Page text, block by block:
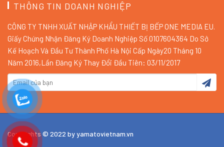
THÔNG TIN DOANH NGHIỆP
CÔNG TY TNHH XUẤT NHẬP KHẨU THIẾT BỊ BẾP ONE MEDIA EU.
Giấy Chứng Nhận Đăng Ký Doanh Nghiệp Số 0107604364 Do Sở
Kế Hoạch Và Đầu Tư Thành Phố Hà Nội Cấp Ngày20 Tháng 10
Năm 2016,Lần Đăng Ký Thay Đổi Đầu Tiên: 03/11/2017
Copyrights © 2022 by yamatovietnam.vn